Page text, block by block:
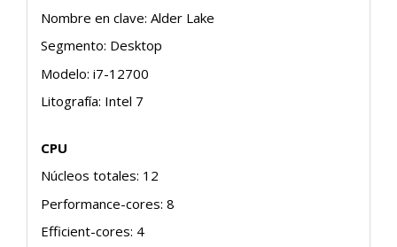
Nombre en clave: Alder Lake
Segmento: Desktop
Modelo: i7-12700
Litografía: Intel 7
CPU
Núcleos totales: 12
Performance-cores: 8
Efficient-cores: 4